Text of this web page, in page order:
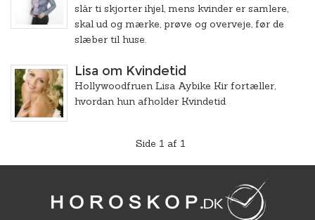
slår ti skjorter ihjel, mens kvinder er samlere,
skal ud og mærke, prøve og overveje, før de
slæber til huse.
Lisa om Kvindetid
Hollywoodfruen Lisa Aybike Kir fortæller,
hvordan hun afholder Kvindetid
Side 1 af 1